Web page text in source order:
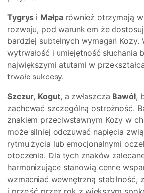
Tygrysi Małparównież otrzymają
rozwoju, pod warunkiem że
bardziej subtelnych wymagań Kozy.
wytrwałość i umiejętność słuchania
największymi atutami w
trwałe sukcesy.
Szczur, Kogut, a zwłaszcza Bawół,
zachować szczególną ostrożność.
znakiem przeciwstawnym Kozy w
może silniej odczuwać napięcia
rytmu życia lub emocjonalnymi
otoczenia. Dla tych znaków
harmonizujące stanowią cenne
wzmacniać wewnętrzną stabilność,
i przejść przez rok z większym